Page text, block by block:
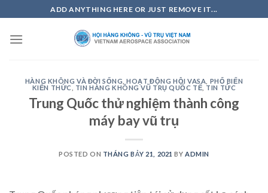
to
content
ADD ANYTHING HERE OR JUST REMOVE IT...
HÀNG KHÔNG VÀ ĐỜI SỐNG ,HOẠT ĐỘNG HỘI VASA PHỔ BIẾN
KIẾN THỨC
TIN HÀNG KHÔNG VŨ TRỤ QUỐC TẾ ,TIN TỨC
Trung Quốc thử nghiệm thành công
máy bay vũ trụ
POSTED ON THÁNG BẢY 21, 2021 BY ADMIN